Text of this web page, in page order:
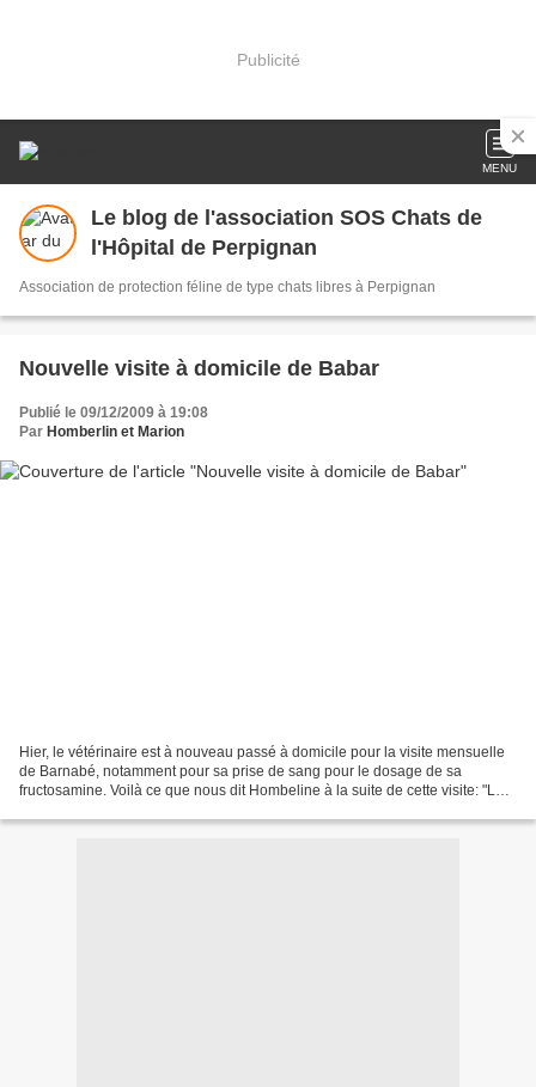
Publicité
MENU
Le blog de l'association SOS Chats de
l'Hôpital de Perpignan
Association de protection féline de type chats libres à Perpignan
Nouvelle visite à domicile de Babar
Publié le 09/12/2009 à 19:08
Par Homberlin et Marion
Hier, le vétérinaire est à nouveau passé à domicile pour la visite mensuelle
de Barnabé, notamment pour sa prise de sang pour le dosage de sa
fructosamine. Voilà ce que nous dit Hombeline à la suite de cette visite: "Le